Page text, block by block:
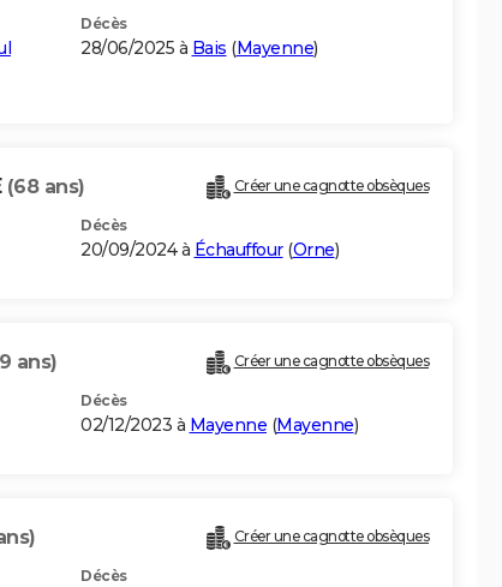
Décès
28/06/2025 à Bais (Mayenne)
(68 ans) Créer une cagnotte obsèques
Décès
20/09/2024 à Échauffour(Orne)
ans) Créer une cagnotte obsèques
Décès
02/12/2023 à Mayenne (Mayenne)
Créer une cagnotte obsèques
Décès